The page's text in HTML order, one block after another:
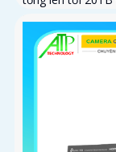
thông...